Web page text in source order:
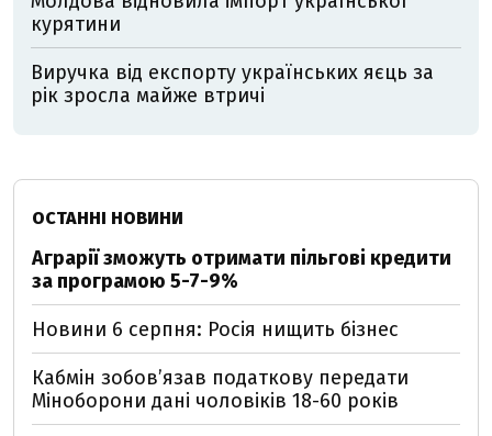
курятини
Виручка від експорту українських яєць за
рік зросла майже втричі
ОСТАННІ НОВИНИ
Аграрії зможуть отримати пільгові кредити
за програмою 5-7-9%
Новини 6 серпня: Росія нищить бізнес
Кабмін зобовʼязав податкову передати
Міноборони дані чоловіків 18-60 років